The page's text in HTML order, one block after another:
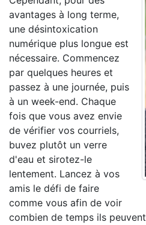
avantages à long terme,
une désintoxication
numérique plus longue est
nécessaire. Commencez
par quelques heures et
passez à une journée, puis
à un week-end. Chaque
fois que vous avez envie
de vérifier vos courriels,
buvez plutôt un verre
d'eau et sirotez-le
lentement. Lancez à vos
amis le défi de faire
comme vous afin de voir
combien de temps ils